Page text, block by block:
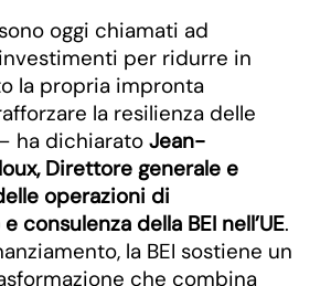
oggi chiamati ad
per ridurre in
la propria impronta
la resilienza delle
ha dichiarato Jean-
Direttore generale e
operazioni di
consulenza della BEI nell’UE.
la BEI sostiene un
che combina